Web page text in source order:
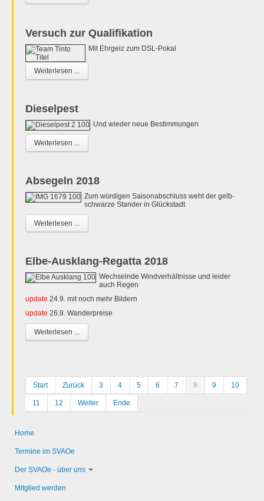
Versuch zur Qualifikation
Mit Ehrgeiz zum DSL-Pokal
Weiterlesen ...
Dieselpest
Und wieder neue Bestimmungen
Weiterlesen ...
Absegeln 2018
Zum würdigen Saisonabschluss weht der gelb-
schwarze Stander in Glückstadt
Weiterlesen ...
Elbe-Ausklang-Regatta 2018
Wechselnde Windverhältnisse und leider
auch Regen
update 24.9. mit noch mehr Bildern
update 26.9. Wanderpreise
Weiterlesen ...
Start Zurück 3 4 5 6 7 8 9 10
11 12 Weiter Ende
Home
Termine im SVAOe
Der SVAOe - über uns
Mitglied werden